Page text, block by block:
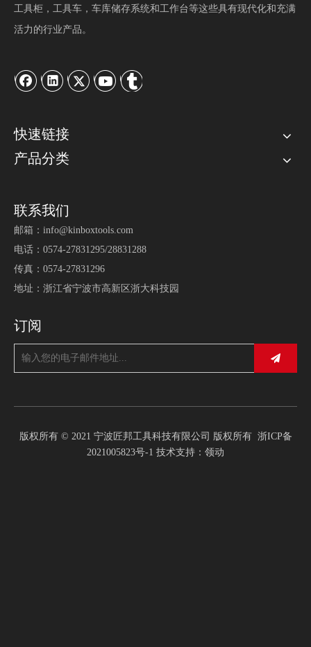
它的新车间位于宁波最美丽的地区之一的Cixi工业
和治疗技术的生产，再加上一个充满活力的组织，
Kinbox已成为该行业的领先公司之一，该公司在国家
工具柜，工具车，车库储存系统和工作台等这些具有现代化和充满
活力的行业产品。
快速链接
产品分类
联系我们
邮箱： info@kinboxtools.com
电话：0574-27831295/28831288
传真：0574-27831296
地址：浙江省宁波市高新区浙大科技园
订阅
版权所有 © 2021 宁波匠邦工具科技有限公司 版权所有 浙ICP备
2021005823号-1 技术支持： 领动